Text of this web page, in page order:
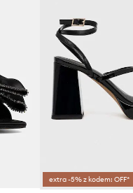
extra -5% z kodem: OFF*